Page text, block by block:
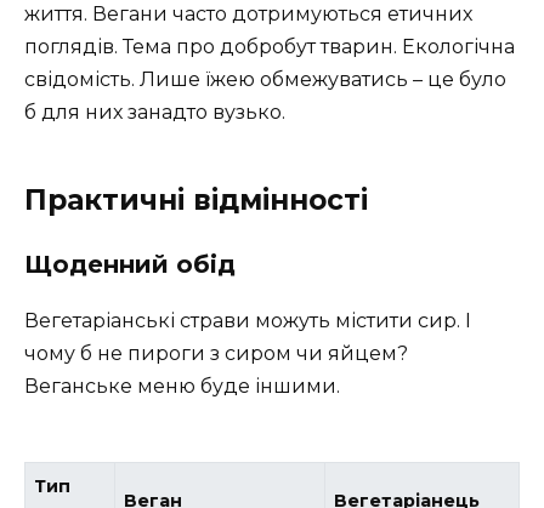
життя. Вегани часто дотримуються етичних
поглядів. Тема про добробут тварин. Екологічна
свідомість. Лише їжею обмежуватись – це було
б для них занадто вузько.
Практичні відмінності
Щоденний обід
Вегетаріанські страви можуть містити сир. І
чому б не пироги з сиром чи яйцем?
Веганське меню буде іншими.
Тип
Веган Вегетаріанець